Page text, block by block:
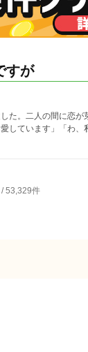
すが
た。二人の間に恋
ています」「わ、
/ 53,329件